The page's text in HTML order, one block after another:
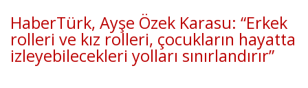
HaberTürk, Ayşe Özek Karasu: “Erkek
rolleri ve kız rolleri, çocukların hayatta
izleyebilecekleri yolları sınırlandırır”